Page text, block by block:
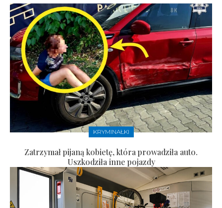
KRYMINAŁKI
Zatrzymał pijaną kobietę, która prowadziła auto.
Uszkodziła inne pojazdy